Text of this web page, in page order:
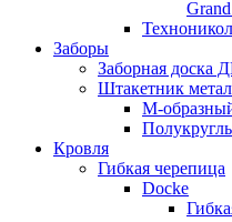
Заборы
Заборная доска
Штакетник
М-
Кровля
Гибкая черепица
Docke